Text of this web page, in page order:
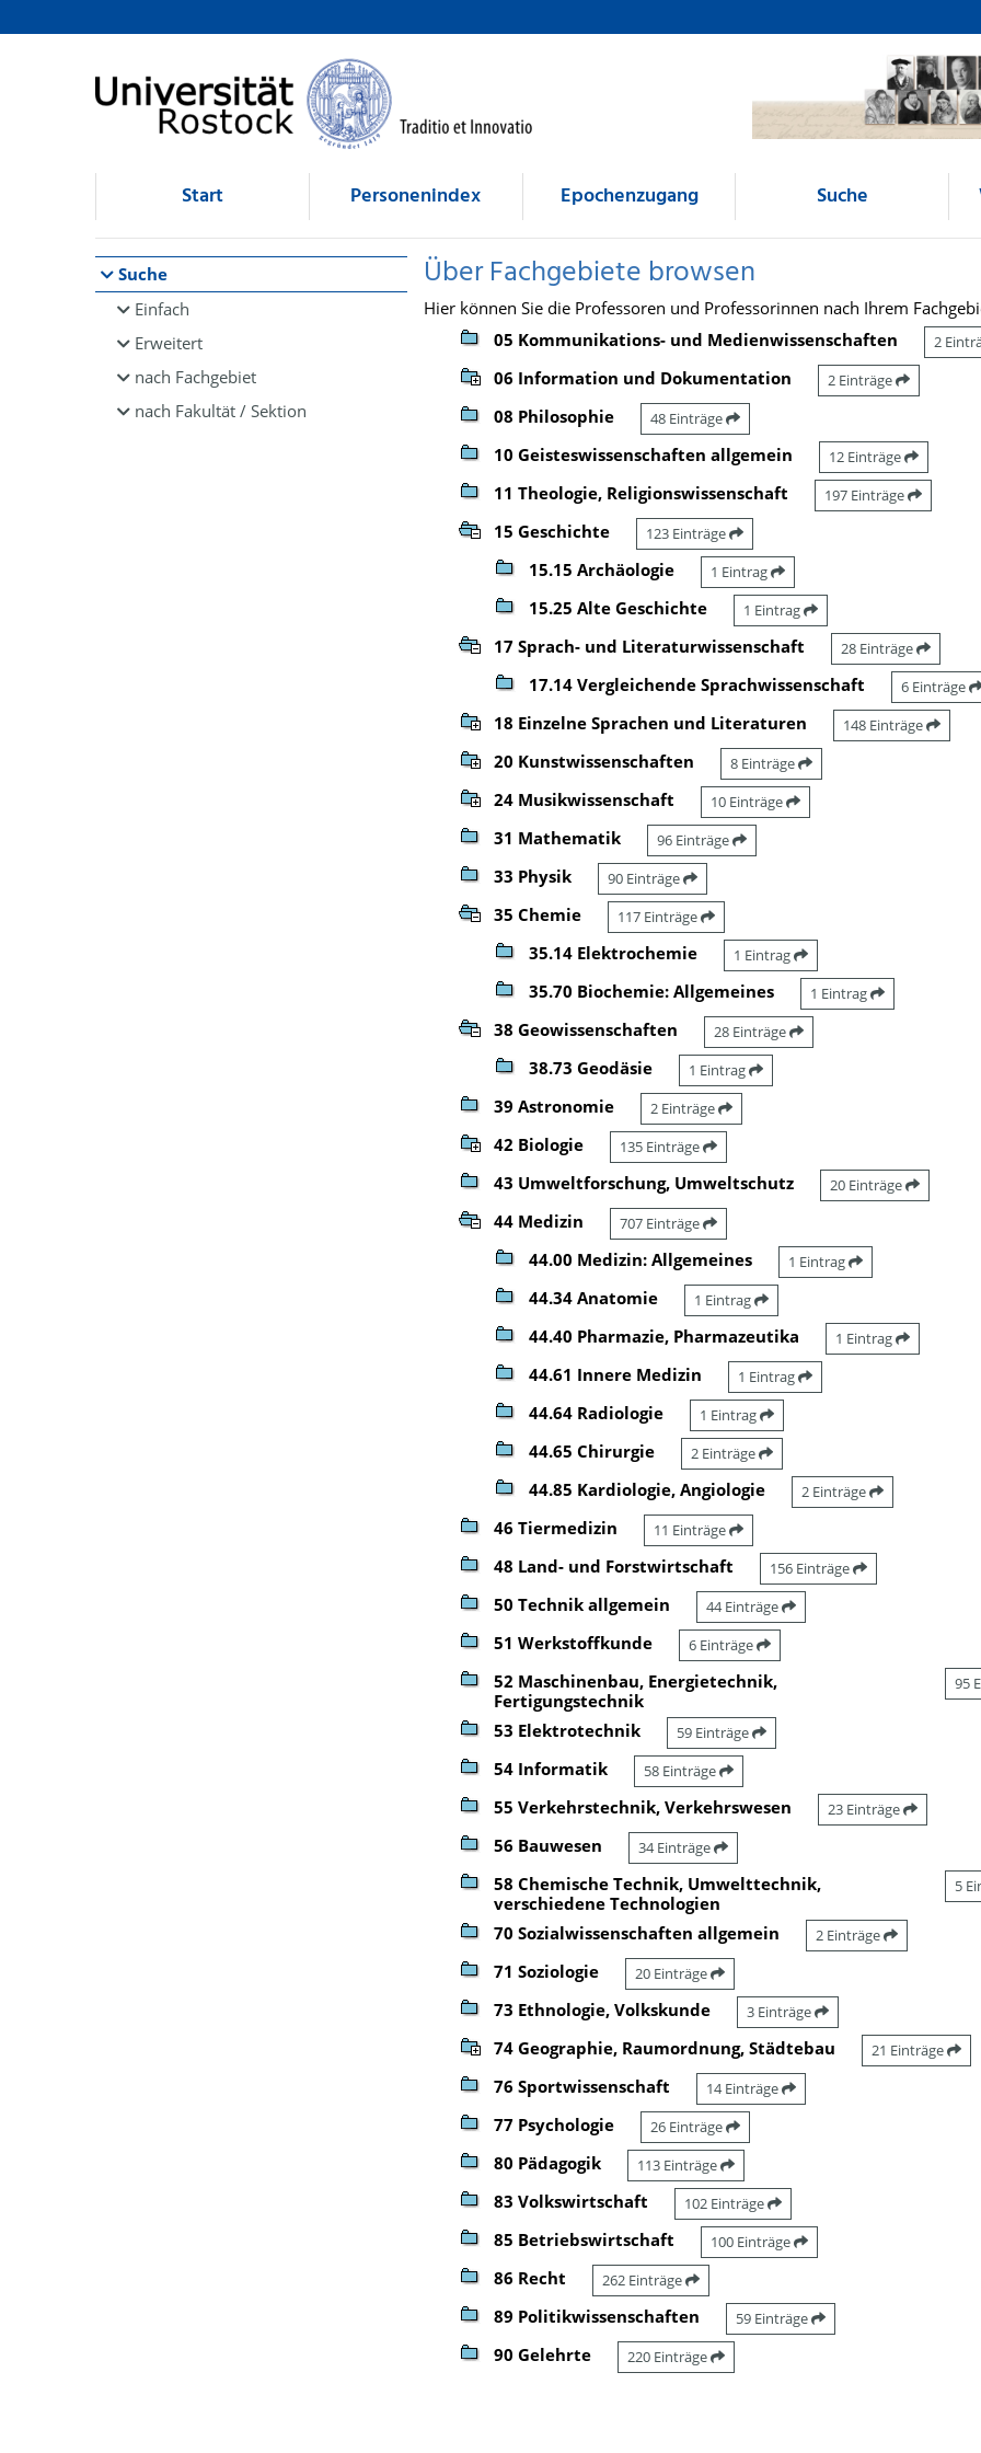
Browsen
direkt zum Inhalt
Start Personenindex Epochenzugang Suche
Suche
Einfach
Erweitert
nach Fachgebiet
nach Fakultät / Sektion
Über Fachgebiete browsen
Hier können Sie die Professoren und Professorinnen nach Ihrem
05 Kommunikations- und Medienwissenschaften
2
06 Information und Dokumentation 2 Einträge
08 Philosophie 48 Einträge
10 Geisteswissenschaften allgemein 12 Einträge
11 Theologie, Religionswissenschaft 197 Einträge
15 Geschichte 123 Einträge
15.15 Archäologie 1 Eintrag
15.25 Alte Geschichte 1 Eintrag
17 Sprach- und Literaturwissenschaft 28 Einträge
17.14 Vergleichende Sprachwissenschaft 6 Einträge
18 Einzelne Sprachen und Literaturen 148 Einträge
20 Kunstwissenschaften 8 Einträge
24 Musikwissenschaft 10 Einträge
31 Mathematik 96 Einträge
33 Physik 90 Einträge
35 Chemie 117 Einträge
35.14 Elektrochemie 1 Eintrag
35.70 Biochemie: Allgemeines 1 Eintrag
38 Geowissenschaften 28 Einträge
38.73 Geodäsie 1 Eintrag
39 Astronomie 2 Einträge
42 Biologie 135 Einträge
43 Umweltforschung, Umweltschutz 20 Einträge
44 Medizin 707 Einträge
44.00 Medizin: Allgemeines 1 Eintrag
44.34 Anatomie 1 Eintrag
44.40 Pharmazie, Pharmazeutika 1 Eintrag
44.61 Innere Medizin 1 Eintrag
44.64 Radiologie 1 Eintrag
44.65 Chirurgie 2 Einträge
44.85 Kardiologie, Angiologie 2 Einträge
46 Tiermedizin 11 Einträge
48 Land- und Forstwirtschaft 156 Einträge
50 Technik allgemein 44 Einträge
51 Werkstoffkunde 6 Einträge
52 Maschinenbau, Energietechnik,
Fertigungstechnik
95
53 Elektrotechnik 59 Einträge
54 Informatik 58 Einträge
55 Verkehrstechnik, Verkehrswesen 23 Einträge
56 Bauwesen 34 Einträge
58 Chemische Technik, Umwelttechnik,
verschiedene Technologien
5
70 Sozialwissenschaften allgemein 2 Einträge
71 Soziologie 20 Einträge
73 Ethnologie, Volkskunde 3 Einträge
74 Geographie, Raumordnung, Städtebau 21 Einträge
76 Sportwissenschaft 14 Einträge
77 Psychologie 26 Einträge
80 Pädagogik 113 Einträge
83 Volkswirtschaft 102 Einträge
85 Betriebswirtschaft 100 Einträge
86 Recht 262 Einträge
89 Politikwissenschaften 59 Einträge
90 Gelehrte 220 Einträge